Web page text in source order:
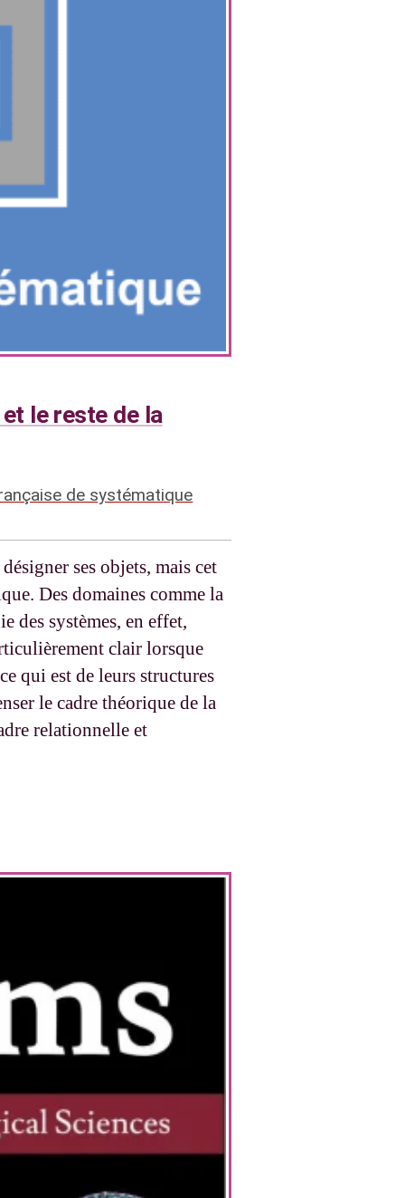
le reste de la
de systématique
ses objets, mais cet
Des domaines comme la
des systèmes, en effet,
clair lorsque
qui est de leurs structures
le cadre théorique de la
relationnelle et